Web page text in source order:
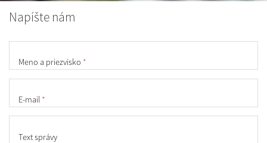
Napíšte nám
Meno a priezvisko *
E-mail *
Text správy